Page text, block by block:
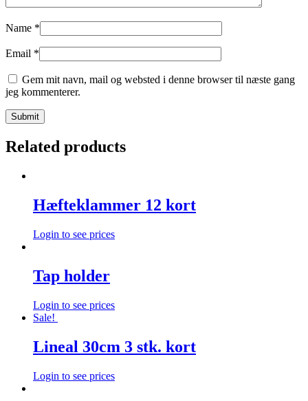
Name *
Email *
Gem mit navn, mail og websted i denne browser til næste gang
jeg kommenterer.
Related products
Hæfteklammer 12 kort
Login to see prices
Tap holder
Login to see prices
Sale!
Lineal 30cm 3 stk. kort
Login to see prices